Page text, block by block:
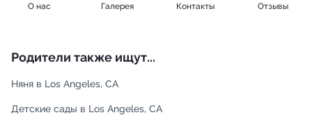
О нас Галерея Контакты Отзывы
Родители также ищут...
Няня в Los Angeles, CA
Детские сады в Los Angeles, CA